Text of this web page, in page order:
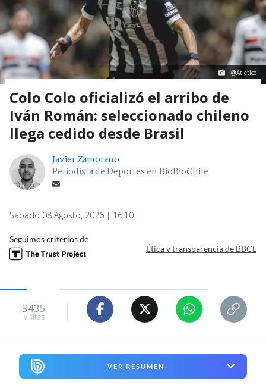
@Atletico
Colo Colo oficializó el arribo de
Iván Román: seleccionado chileno
llega cedido desde Brasil
Javier Zamorano
Periodista de Deportes en BioBioChile
Sábado 08 Agosto, 2026 | 16:10
Seguimos criterios de
Ética y transparencia de BBCL
9435
visitas
VER RESUMEN